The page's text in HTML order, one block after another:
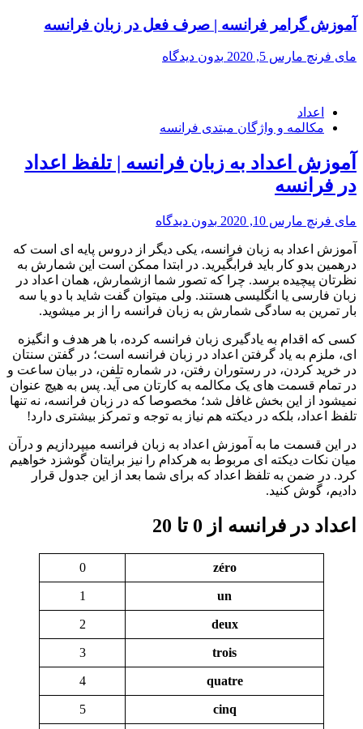
آموزش گرامر فرانسه | صرف فعل در زبان فرانسه
مای فرنچ مارس 5, 2020 بدون دیدگاه
اعداد
مکالمه و واژگان مبتدی فرانسه
آموزش اعداد به زبان فرانسه | تلفظ اعداد
در فرانسه
مای فرنچ مارس 10, 2020 بدون دیدگاه
آموزش اعداد به زبان فرانسه، یکی دیگر از دروس پایه ای است که
درهمین بدو کار باید فرابگیرید. در ابتدا ممکن است این شمارش به
نظرتان پیچیده برسد. چرا که تصور شما ازشمارش، همان اعداد در
زبان فارسی یا انگلیسی هستند. ولی میتوان گفت شاید با دو یا سه
بار تمرین به سادگی شمارش به زبان فرانسه را از بر میشوید.
کسی که اقدام به یادگیری زبان فرانسه کرده، با هر هدف و انگیزه
ای، ملزم به یاد گرفتن اعداد در زبان فرانسه است؛ در گفتن سنتان
در خرید کردن، در رستوران رفتن، در شماره تلفن، در بیان ساعت و
در تمام قسمت های یک مکالمه به کارتان می آید. پس به هیچ عنوان
نمیشود از این بخش غافل شد؛ مخصوصا که در زبان فرانسه، نه تنها
تلفظ اعداد، بلکه در دیکته هم نیاز به توجه و تمرکز بیشتری دارد!
در این قسمت ما به آموزش اعداد به زبان فرانسه میپردازیم و درآن
میان نکات دیکته ای مربوط به هرکدام را نیز برایتان گوشزد خواهیم
کرد. در ضمن به تلفظ اعداد که برای شما بعد از این جدول قرار
دادیم، گوش کنید.
اعداد در فرانسه از 0 تا 20
zéro
0
un
1
deux
2
trois
3
quatre
4
cinq
5